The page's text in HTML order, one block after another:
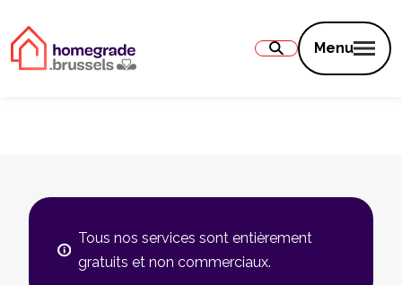
Menu
Tous nos services sont entièrement
gratuits et non commerciaux.